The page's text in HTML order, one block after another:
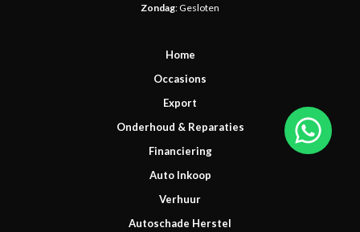
Zondag: Gesloten
Home
Occasions
Export
Onderhoud & Reparaties
Financiering
Auto Inkoop
Verhuur
Autoschade Herstel